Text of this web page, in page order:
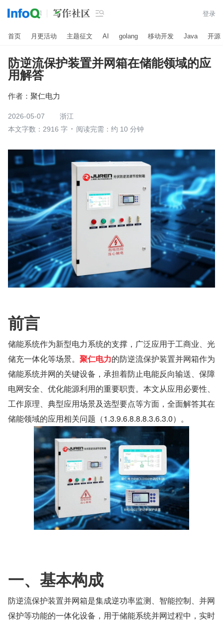
 登录
首页 月更活动 主题征文 AI golang 移动开发 Java 开源
防逆流保护装置并网箱在储能领域的应
用解答
作者： 聚仁电力
2026-05-07
浙江
本文字数：2916 字
阅读完需：约 10 分钟
前言
储能系统作为新型电力系统的支撑，广泛应用于工商业、光
储充一体化等场景。 聚仁电力的防逆流保护装置并网箱作为
储能系统并网的关键设备，承担着防止电能反向输送、保障
电网安全、优化能源利用的重要职责。本文从应用必要性、
工作原理、典型应用场景及选型要点等方面，全面解答其在
储能领域的应用相关问题（1.3.9.6.8.8.8.3.6.3.0）。
一、基本构成
防逆流保护装置并网箱是集成逆功率监测、智能控制、并网
保护等功能的一体化设备，用于储能系统并网过程中，实时